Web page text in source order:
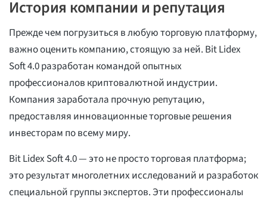
История компании и репутация
Прежде чем погрузиться в любую торговую платформу,
важно оценить компанию, стоящую за ней. Bit Lidex
Soft 4.0 разработан командой опытных
профессионалов криптовалютной индустрии.
Компания заработала прочную репутацию,
предоставляя инновационные торговые решения
инвесторам по всему миру.
Bit Lidex Soft 4.0 — это не просто торговая платформа;
это результат многолетних исследований и разработок
специальной группы экспертов. Эти профессионалы